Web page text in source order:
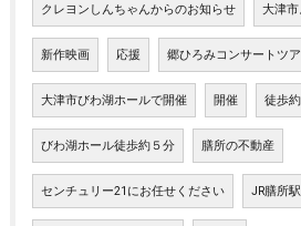
クレヨンしんちゃんからのお知らせ 大津市
新作映画 応援 郷ひろみコンサートツ
大津市びわ湖ホールで開催 開催 徒歩
びわ湖ホール徒歩約５分 膳所の不動産
センチュリー21にお任せください JR膳所駅